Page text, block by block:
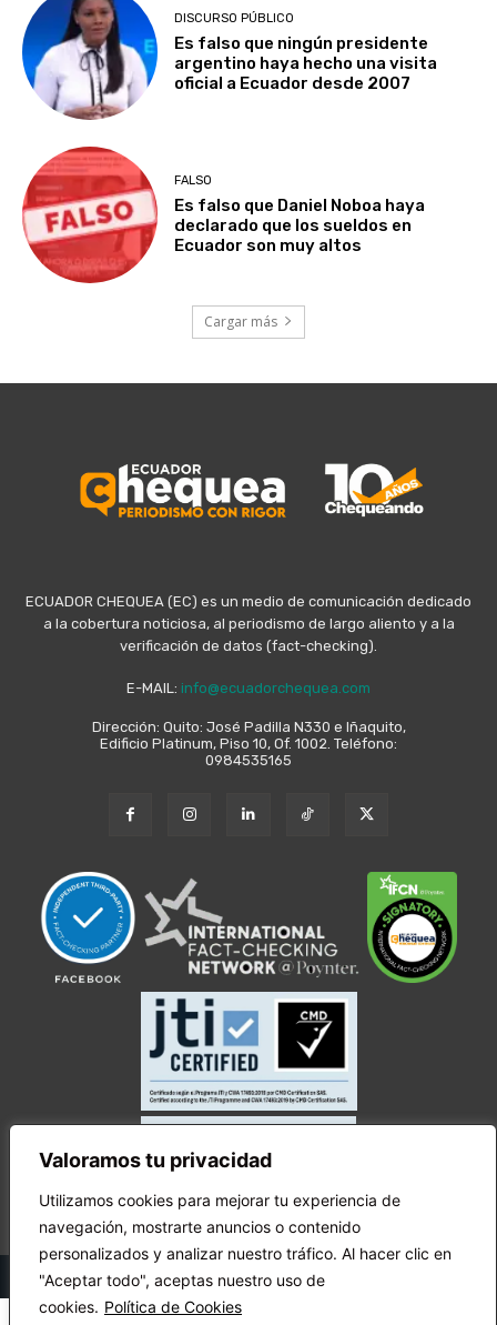
Valoramos tu privacidad
Utilizamos cookies para mejorar tu experiencia de
navegación, mostrarte anuncios o contenido
personalizados y analizar nuestro tráfico. Al hacer clic en
"Aceptar todo", aceptas nuestro uso de
cookies. Política de Cookies
DISCURSO PÚBLICO
Es falso que ningún presidente
argentino haya hecho una visita
oficial a Ecuador desde 2007
FALSO
Es falso que Daniel Noboa haya
declarado que los sueldos en
Ecuador son muy altos
Cargar más
ECUADOR CHEQUEA (EC) es un medio de comunicación dedicado
a la cobertura noticiosa, al periodismo de largo aliento y a la
verificación de datos (fact-checking).
E-MAIL: info@ecuadorchequea.com
Dirección: Quito: José Padilla N330 e Iñaquito,
Edificio Platinum, Piso 10, Of. 1002. Teléfono:
0984535165
© Copyright Ecuador Chequea 2025.